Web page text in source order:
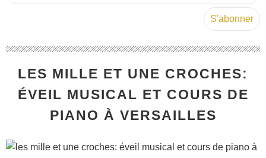
LES MILLE ET UNE CROCHES:
ÉVEIL MUSICAL ET COURS DE
PIANO À VERSAILLES